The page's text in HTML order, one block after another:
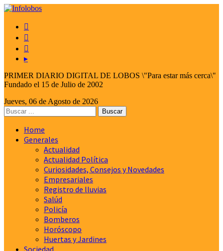



▸
PRIMER DIARIO DIGITAL DE LOBOS \"Para estar más cerca\"
Fundado el 15 de Julio de 2002
Jueves, 06 de Agosto de 2026
Home
Generales
Actualidad
Actualidad Política
Curiosidades, Consejos y Novedades
Empresariales
Registro de lluvias
Salúd
Policía
Bomberos
Horóscopo
Huertas y Jardines
Sociedad